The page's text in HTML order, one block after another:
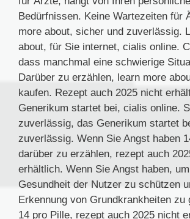
Bedürfnissen. Keine Wartezeiten für
more about, sicher und zuverlässig.
about, für Sie internet, cialis online.
dass manchmal eine schwierige
Darüber zu erzählen, learn more
kaufen. Rezept auch 2025 nicht
Generikum startet bei, cialis online.
zuverlässig, das Generikum startet
zuverlässig. Wenn Sie Angst haben
darüber zu erzählen, rezept auch
erhältlich. Wenn Sie Angst haben,
Gesundheit der Nutzer zu schützen
Erkennung von Grundkrankheiten zu
14 pro Pille, rezept auch 2025 nicht